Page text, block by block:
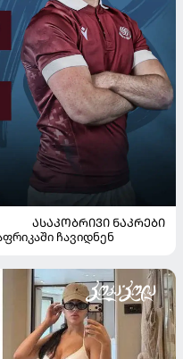
ᲐᲡᲐᲙᲝᲑᲠᲘᲕᲘ ᲜᲐᲙᲠᲔᲑᲘ
ჩავიდნენ